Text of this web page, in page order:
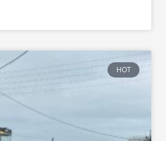
HOT